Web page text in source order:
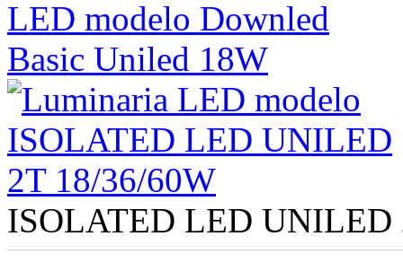
ISOLATED LED UNILED